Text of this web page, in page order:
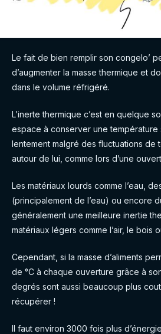
Le fait de bien remplir son congelo’
d’augmenter la masse thermique et
dans le volume réfrigéré.
L’inerte thermique c’est en quelque
espace à conserver une température
lentement malgré des fluctuations de
autour de lui, comme lors d’une
Les matériaux lourds comme l’eau,
(principalement de l’eau) ou encore
généralement une meilleure inertie
matériaux légers comme l’air, le bois
Cependant, si la masse d’aliments
de °C à chaque ouverture grâce à
degrés sont aussi beaucoup plus
récupérer !
Il faut environ 3000 fois plus